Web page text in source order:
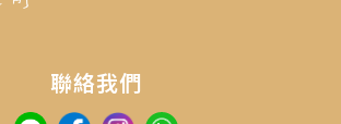
聯絡我們